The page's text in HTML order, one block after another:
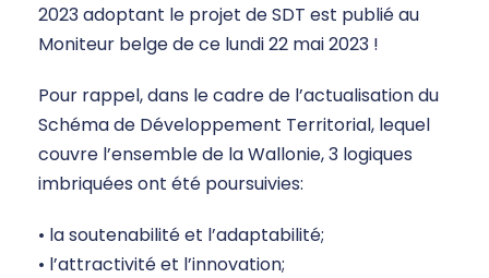
2023 adoptant le projet de SDT est publié au
Moniteur belge de ce lundi 22 mai 2023 !
Pour rappel, dans le cadre de l’actualisation du
Schéma de Développement Territorial, lequel
couvre l’ensemble de la Wallonie, 3 logiques
imbriquées ont été poursuivies:
• la soutenabilité et l’adaptabilité;
• l’attractivité et l’innovation;